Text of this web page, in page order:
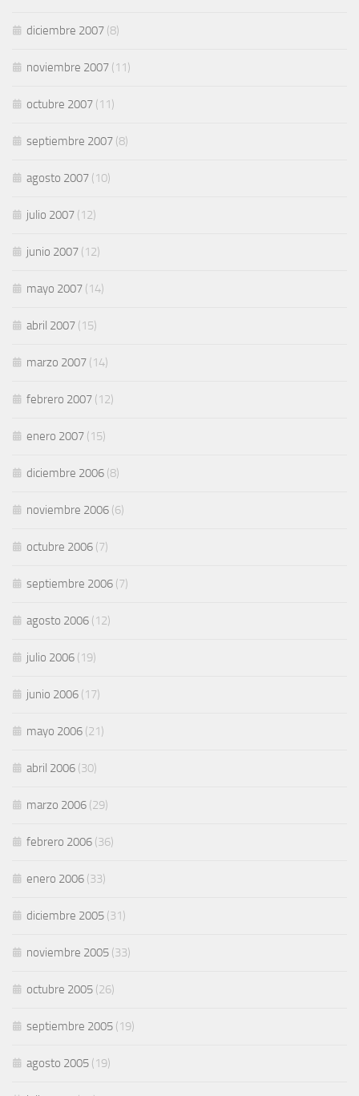
diciembre 2007 (8)
noviembre 2007 (11)
octubre 2007 (11)
septiembre 2007 (8)
agosto 2007 (10)
julio 2007 (12)
junio 2007 (12)
mayo 2007 (14)
abril 2007 (15)
marzo 2007 (14)
febrero 2007 (12)
enero 2007 (15)
diciembre 2006 (8)
noviembre 2006 (6)
octubre 2006 (7)
septiembre 2006 (7)
agosto 2006 (12)
julio 2006 (19)
junio 2006 (17)
mayo 2006 (21)
abril 2006 (30)
marzo 2006 (29)
febrero 2006 (36)
enero 2006 (33)
diciembre 2005 (31)
noviembre 2005 (33)
octubre 2005 (26)
septiembre 2005 (19)
agosto 2005 (19)